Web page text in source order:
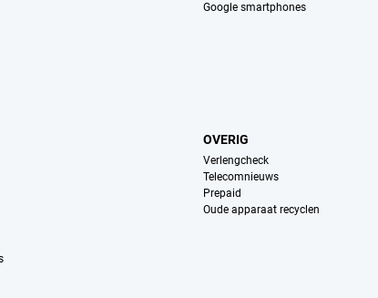
Google smartphones
OVERIG
Verlengcheck
Telecomnieuws
Prepaid
Oude apparaat recyclen